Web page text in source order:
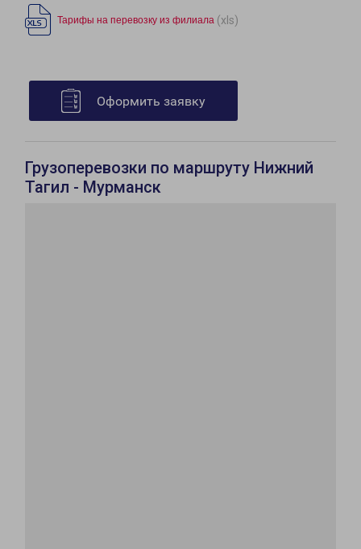
Тарифы на перевозку из филиала (xls)
Оформить заявку
Грузоперевозки по маршруту Нижний
Тагил - Мурманск